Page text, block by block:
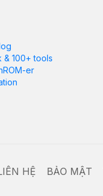
& 100+ tools
er
HỆ BẢO MẬT